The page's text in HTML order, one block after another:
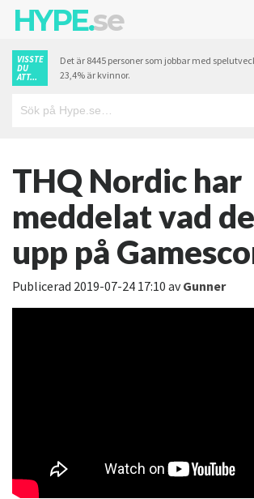
HYPE.se
VISSTE
DU
ATT...
Det är 8445 personer som jobbar med
23,4% är kvinnor.
THQ Nordic har
meddelat vad
upp på
Publicerad 2019-07-24 17:10 avGunner